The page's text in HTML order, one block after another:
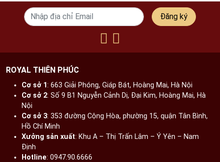
Đăng ký
ROYAL THIÊN PHÚC
Cơ sở 1: 663 Giải Phóng, Giáp Bát, Hoàng Mai, Hà Nội​
Cơ sở 2: Số 9 B1 Nguyễn Cảnh Dị, Đại Kim, Hoàng Mai, Hà
Nội​
Cơ sở 3: 353 đường Cộng Hòa, phường 15, quận Tân Bình,
Hồ Chí Minh
Xưởng sản xuất: Khu A – Thị Trấn Lâm – Ý Yên – Nam
Định​
Hotline: 0947.90.6666